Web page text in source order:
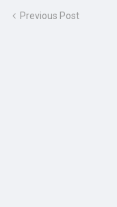
Previous Post